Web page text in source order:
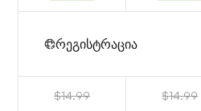
რეგისტრაცია
$14.99 $14.99